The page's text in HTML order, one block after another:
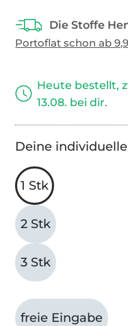
Heute bestellt,
13.08. bei dir.
Deine
1 Stk
2 Stk
3 Stk
freie Eingabe